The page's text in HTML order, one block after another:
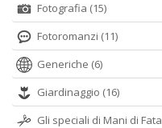
Fotografia (15)
Fotoromanzi (11)
Generiche (6)
Giardinaggio (16)
Gli speciali di Mani di Fata